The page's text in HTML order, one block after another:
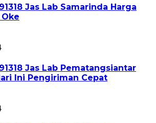
Jas Lab Samarinda Harga
Jas Lab Pematangsiantar
Ini Pengiriman Cepat